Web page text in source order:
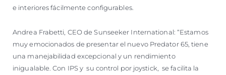
e interiores fácilmente configurables.
Andrea Frabetti, CEO de Sunseeker International: “Estamos
muy emocionados de presentar el nuevo Predator 65, tiene
una manejabilidad excepcional y un rendimiento
inigualable. Con IPS y su control por joystick, se facilita la